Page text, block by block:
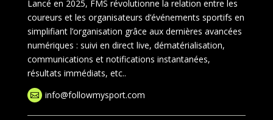
Lancé en 2025, FMS révolutionne la relation entre les
coureurs et les organisateurs d’événements sportifs en
simplifiant l’organisation grâce aux dernières avancées
numériques : suivi en direct live, dématérialisation,
communications et notifications instantanées,
résultats immédiats, etc..
 info@followmysport.com